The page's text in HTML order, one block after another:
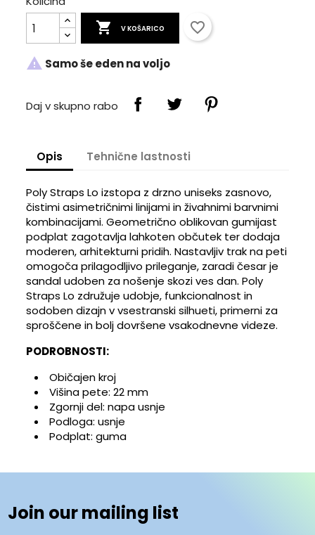
Na seznam želja ×
add_circle_outline Ustvari nov seznam
Ustvarite seznam želja ×
Ime seznama želja
Prekliči
Prijava ×
Za shranjevanje izdelkov na seznam želja morate
biti prijavljeni.
 V KOŠARICO favorite_border
 Samo še eden na voljo
Daj v skupno rabo
Opis Tehnične lastnosti
Poly Straps Lo izstopa z drzno uniseks zasnovo,
čistimi asimetričnimi linijami in živahnimi barvnimi
kombinacijami. Geometrično oblikovan gumijast
podplat zagotavlja lahkoten občutek ter dodaja
moderen, arhitekturni pridih. Nastavljiv trak na peti
omogoča prilagodljivo prileganje, zaradi česar je
sandal udoben za nošenje skozi ves dan. Poly
Straps Lo združuje udobje, funkcionalnost in
sodoben dizajn v vsestranski silhueti, primerni za
sproščene in bolj dovršene vsakodnevne videze.
PODROBNOSTI:
Običajen kroj
Višina pete: 22 mm
Zgornji del: napa usnje
Podloga: usnje
Podplat: guma
Join our mailing list